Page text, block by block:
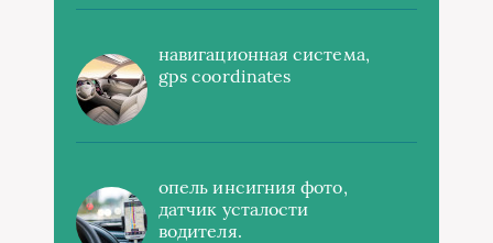
навигационная система,
gps coordinates
опель инсигния фото,
датчик усталости
водителя.